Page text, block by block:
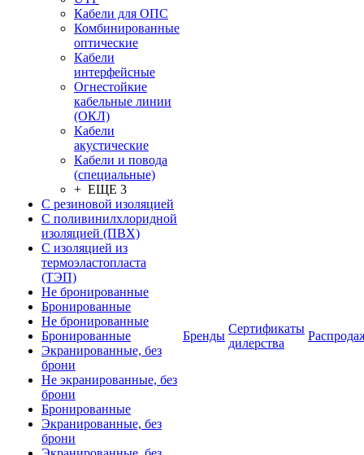
Кабели для ОПС
Комбинированные
оптические
Кабели
интерфейсные
Огнестойкие
кабельные линии
(ОКЛ)
Кабели
акустические
Кабели и повода
(специальные)
+ ЕЩЕ 3
С резиновой изоляцией
С поливинилхлоридной
изоляцией (ПВХ)
С изоляцией из
термоэластопласта
(ТЭП)
Не бронированные
Бронированные
Не бронированные
Бронированные
Экранированные, без
брони
Не экранированные, без
брони
Бронированные
Экранированные, без
брони
Бренды
Сертификаты
дилерства